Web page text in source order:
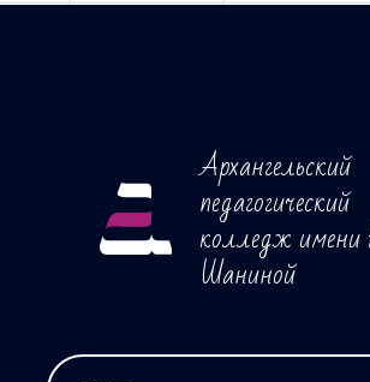
Архангельский
педагогический
колледж
Шаниной